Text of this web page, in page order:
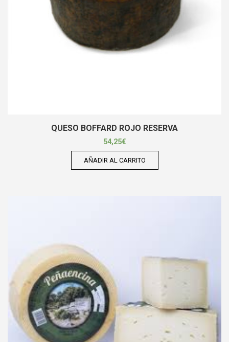
QUESO BOFFARD ROJO RESERVA
54,25€
AÑADIR AL CARRITO